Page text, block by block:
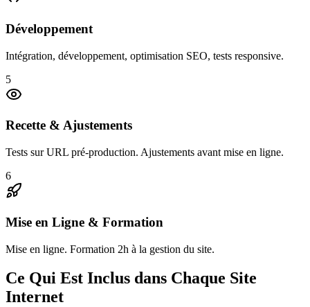
Développement
Intégration, développement, optimisation SEO, tests responsive.
5
Recette & Ajustements
Tests sur URL pré-production. Ajustements avant mise en ligne.
6
Mise en Ligne & Formation
Mise en ligne. Formation 2h à la gestion du site.
Ce Qui Est Inclus dans Chaque Site
Internet